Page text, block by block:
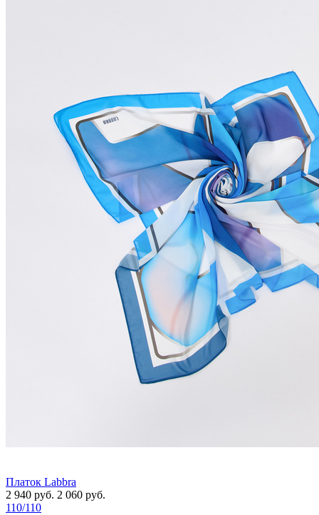
Платок Labbra
2 940 руб. 2 060 руб.
110/110